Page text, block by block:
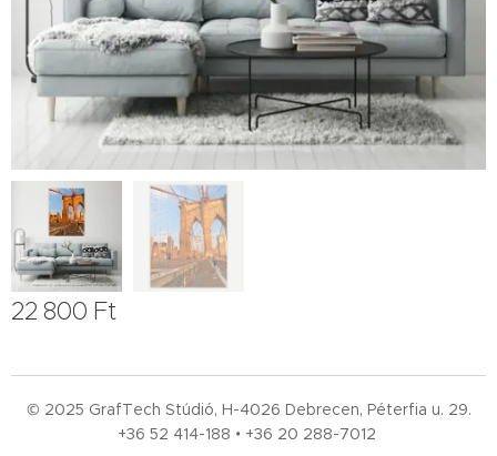
22 800 Ft
© 2025 GrafTech Stúdió, H-4026 Debrecen, Péterfia u. 29.
+36 52 414-188 • +36 20 288-7012